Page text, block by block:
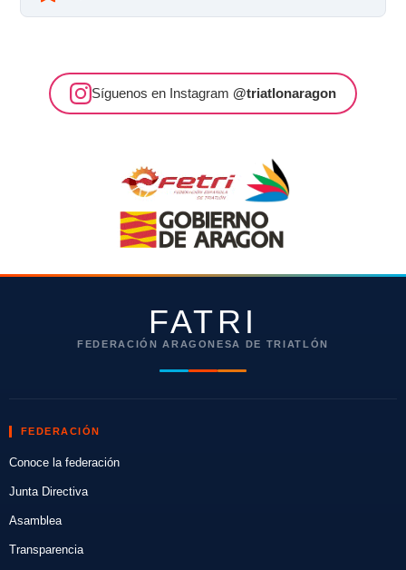
Síguenos en Instagram @triatlonaragon
FATRI
FEDERACIÓN ARAGONESA DE TRIATLÓN
FEDERACIÓN
Conoce la federación
Junta Directiva
Asamblea
Transparencia